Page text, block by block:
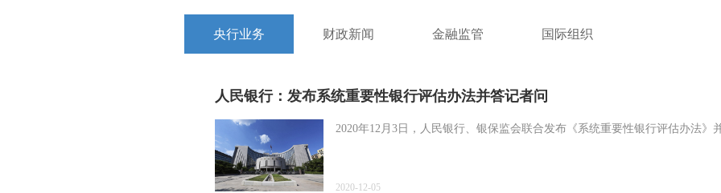
央行业务 财政新闻 金融监管 国际组织
人民银行：发布系统重要性银行评估办法并答记者问
2020年12月3日，人民银行、银保监会联合发布《系统重要性银行评估办法》
2020-12-05